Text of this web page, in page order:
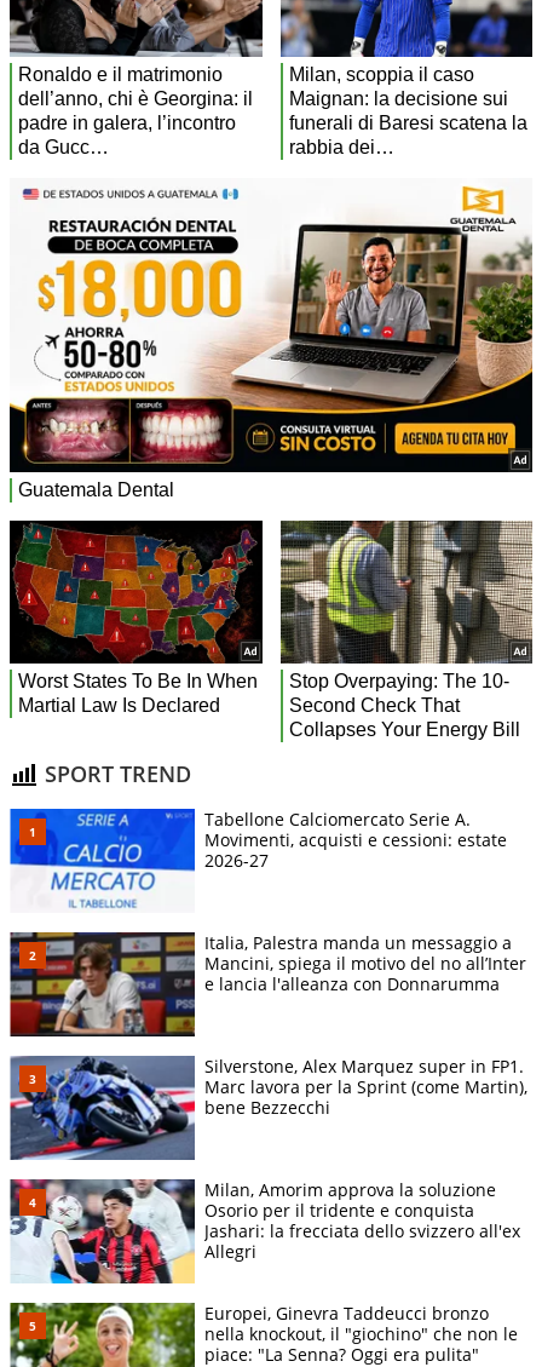
SPORT TREND
Tabellone Calciomercato Serie A.
Movimenti, acquisti e cessioni: estate
2026-27
Italia, Palestra manda un messaggio a
Mancini, spiega il motivo del no all’Inter
e lancia l'alleanza con Donnarumma
Silverstone, Alex Marquez super in FP1.
Marc lavora per la Sprint (come Martin),
bene Bezzecchi
Milan, Amorim approva la soluzione
Osorio per il tridente e conquista
Jashari: la frecciata dello svizzero all'ex
Allegri
Europei, Ginevra Taddeucci bronzo
nella knockout, il "giochino" che non le
piace: "La Senna? Oggi era pulita"